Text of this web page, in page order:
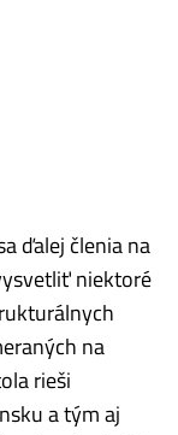
ďalej členia na
niektoré
na
rieši
a tým aj